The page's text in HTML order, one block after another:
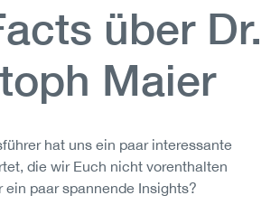
über Dr.
Maier
hat uns ein paar interessante
die wir Euch nicht vorenthalten
ein paar spannende Insights?